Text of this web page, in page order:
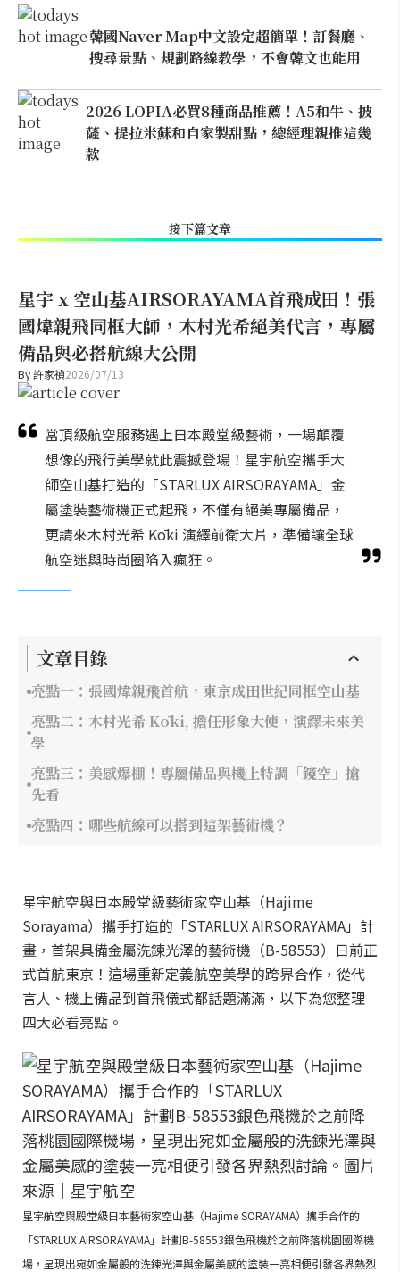
韓國Naver Map中文設定超簡單！訂餐廳、
搜尋景點、規劃路線教學，不會韓文也能用
2026 LOPIA必買8種商品推薦！A5和牛、披
薩、提拉米蘇和自家製甜點，總經理親推這幾
款
接下篇文章
星宇 x 空山基AIRSORAYAMA首飛成田！張
國煒親飛同框大師，木村光希絕美代言，專屬
備品與必搭航線大公開
By許家禎2026/07/13
當頂級航空服務遇上日本殿堂級藝術，一場顛覆
想像的飛行美學就此震撼登場！星宇航空攜手大
師空山基打造的「STARLUX AIRSORAYAMA」金
屬塗裝藝術機正式起飛，不僅有絕美專屬備品，
更請來木村光希 Kōki 演繹前衛大片，準備讓全球
航空迷與時尚圈陷入瘋狂。
文章目錄
亮點一：張國煒親飛首航，東京成田世紀同框空山基
亮點二：木村光希 Kōki, 擔任形象大使，演繹未來美
學
亮點三：美感爆棚！專屬備品與機上特調「鏡空」搶
先看
亮點四：哪些航線可以搭到這架藝術機？
星宇航空與日本殿堂級藝術家空山基（Hajime
Sorayama）攜手打造的「STARLUX AIRSORAYAMA」計
畫，首架具備金屬洗鍊光澤的藝術機（B-58553）日前正
式首航東京！這場重新定義航空美學的跨界合作，從代
言人、機上備品到首飛儀式都話題滿滿，以下為您整理
四大必看亮點。
星宇航空與殿堂級日本藝術家空山基（Hajime SORAYAMA）攜手合作的
「STARLUX AIRSORAYAMA」計劃B-58553銀色飛機於之前降落桃園國際機
場，呈現出宛如金屬般的洗鍊光澤與金屬美感的塗裝一亮相便引發各界熱烈